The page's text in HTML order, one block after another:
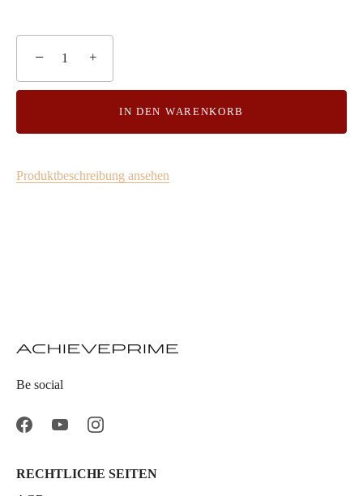
− +
IN DEN WARENKORB
Produktbeschreibung ansehen
Be social
RECHTLICHE SEITEN